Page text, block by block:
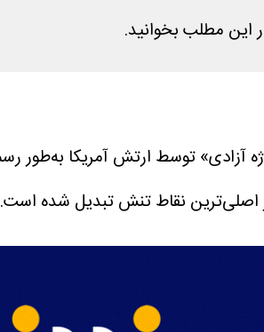
این مطلب بخوانید.
اصلی‌ترین نقاط تنش تبدیل شده است.